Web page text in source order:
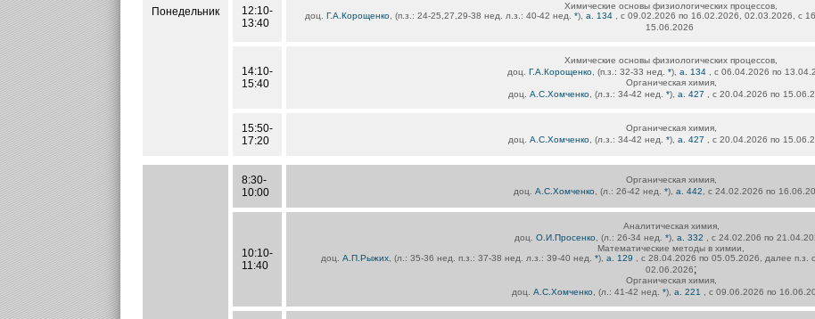
Понедельник
12:10-
13:40
Химические основы физиологических процессов,
доц. Г.А.Корощенко , (п.з.: 24-25,27,29-38 нед. л.з.: 40-42 нед. *), а. 134
, с 09.02.2026 по 16.02.2026, 02.03.2026, с
15.06.2026
14:10-
15:40
Химические основы физиологических процессов,
доц. Г.А.Корощенко, (п.з.: 32-33 нед. *), а. 134 , с 06.04.2026 по
Органическая химия,
доц. А.С.Хомченко , (л.з.: 34-42 нед. *), а. 427 , с 20.04.2026 по
15:50-
17:20
Органическая химия,
доц. А.С.Хомченко , (л.з.: 34-42 нед. *), а. 427 , с 20.04.2026 по
8:30-
10:00
Органическая химия,
доц. А.С.Хомченко , (л.: 26-42 нед. *), а. 442 , с 24.02.2026 по
10:10-
11:40
Аналитическая химия,
доц. О.И.Просенко , (л.: 26-34 нед. *), а. 332 , с 24.02.206 по
Математические методы в химии,
доц. А.П.Рыжих , (л.: 35-36 нед. п.з.: 37-38 нед. л.з.: 39-40 нед. *), а. 129
, с 28.04.2026 по 05.05.2026, далее
02.06.2026;
Органическая химия,
доц. А.С.Хомченко , (л.: 41-42 нед. *), а. 221 , с 09.06.2026 по